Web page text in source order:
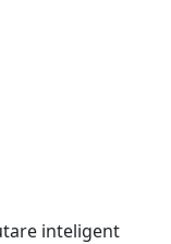
inteligent